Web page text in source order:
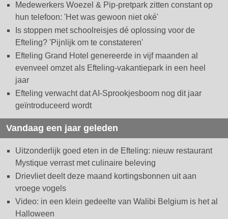
Medewerkers Woezel & Pip-pretpark zitten constant op
hun telefoon: 'Het was gewoon niet oké'
Is stoppen met schoolreisjes dé oplossing voor de
Efteling? 'Pijnlijk om te constateren'
Efteling Grand Hotel genereerde in vijf maanden al
evenveel omzet als Efteling-vakantiepark in een heel
jaar
Efteling verwacht dat AI-Sprookjesboom nog dit jaar
geïntroduceerd wordt
Vandaag een jaar geleden
Uitzonderlijk goed eten in de Efteling: nieuw restaurant
Mystique verrast met culinaire beleving
Drievliet deelt deze maand kortingsbonnen uit aan
vroege vogels
Video: in een klein gedeelte van Walibi Belgium is het al
Halloween